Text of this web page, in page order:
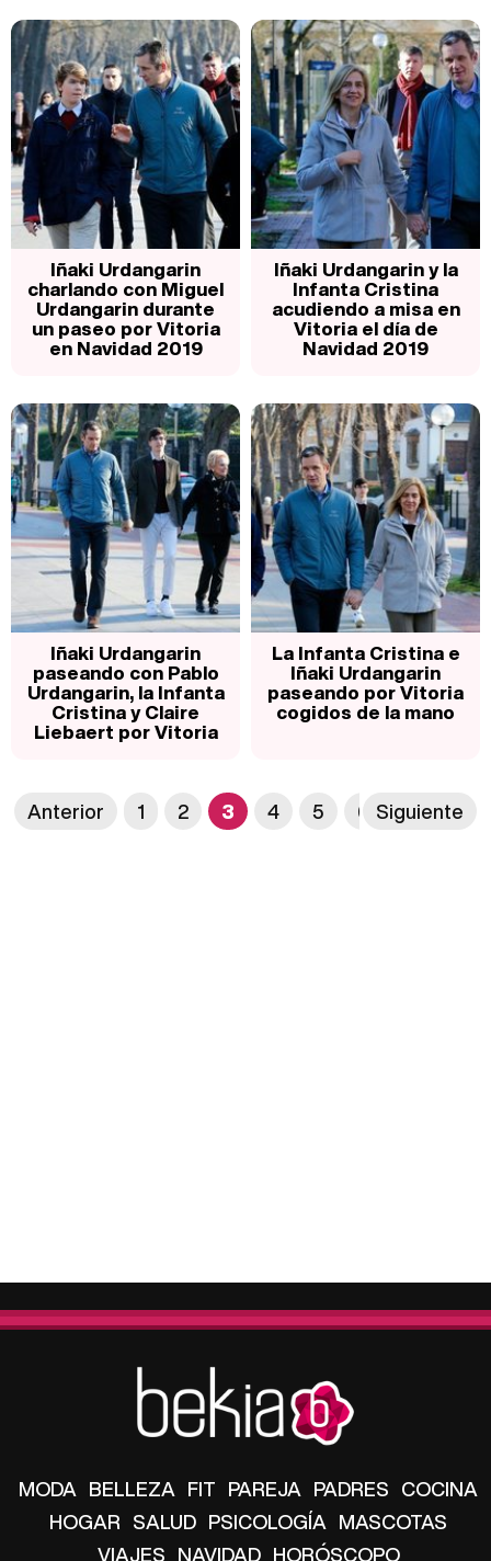
Iñaki Urdangarin
charlando con Miguel
Urdangarin durante
un paseo por Vitoria
en Navidad 2019
Iñaki Urdangarin y la
Infanta Cristina
acudiendo a misa en
Vitoria el día de
Navidad 2019
Iñaki Urdangarin
paseando con Pablo
Urdangarin, la Infanta
Cristina y Claire
Liebaert por Vitoria
La Infanta Cristina e
Iñaki Urdangarin
paseando por Vitoria
cogidos de la mano
Anterior 1 2 3 4 5 6 7 8
Siguiente
MODA BELLEZA FIT PAREJA PADRES COCINA
HOGAR SALUD PSICOLOGÍA MASCOTAS
VIAJES NAVIDAD HORÓSCOPO